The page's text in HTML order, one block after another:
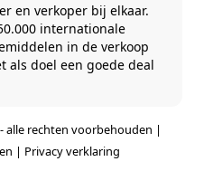
en verkoper bij elkaar.
internationale
in de verkoop
als doel een goede deal
rechten voorbehouden |
| Privacy verklaring